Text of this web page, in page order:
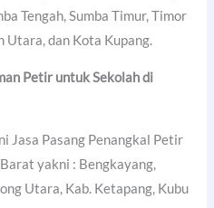
Tengah, Sumba Timur, Timor
Utara, dan Kota Kupang.
Petir untuk Sekolah di
Jasa Pasang Penangkal Petir
yakni : Bengkayang,
Utara, Kab. Ketapang, Kubu